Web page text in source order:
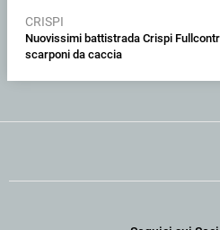
CRISPI
Nuovissimi battistrada Crispi
scarponi da caccia